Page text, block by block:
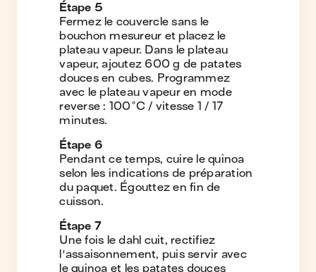
Étape 5
Fermez le couvercle sans le
bouchon mesureur et placez le
plateau vapeur. Dans le plateau
vapeur, ajoutez 600 g de patates
douces en cubes. Programmez
avec le plateau vapeur en mode
reverse : 100°C / vitesse 1 / 17
minutes.
Étape 6
Pendant ce temps, cuire le quinoa
selon les indications de préparation
du paquet. Égouttez en fin de
cuisson.
Étape 7
Une fois le dahl cuit, rectifiez
l'assaisonnement, puis servir avec
le quinoa et les patates douces